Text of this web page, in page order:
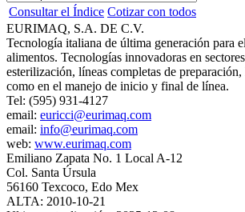
Consultar el Índice Cotizar con todos
EURIMAQ, S.A. DE C.V.
Tecnología italiana de última generación para
alimentos. Tecnologías innovadoras en
esterilización, líneas completas de
como en el manejo de inicio y final de línea.
Tel: (595) 931-4127
email: euricci@eurimaq.com
email: info@eurimaq.com
web: www.eurimaq.com
Emiliano Zapata No. 1 Local A-12
Col. Santa Úrsula
56160 Texcoco, Edo Mex
ALTA: 2010-10-21